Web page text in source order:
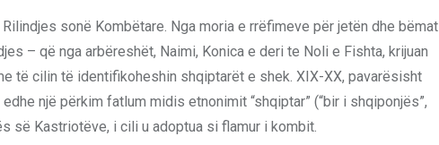
sonë Kombëtare. Nga moria e rrëfimeve për jetën dhe bëmat
– që nga arbëreshët, Naimi, Konica e deri te Noli e Fishta, krijuan
të cilin të identifikoheshin shqiptarët e shek. XIX-XX, pavarësisht
një përkim fatlum midis etnonimit “shqiptar” (“bir i shqiponjës”,
Kastriotëve, i cili u adoptua si flamur i kombit.